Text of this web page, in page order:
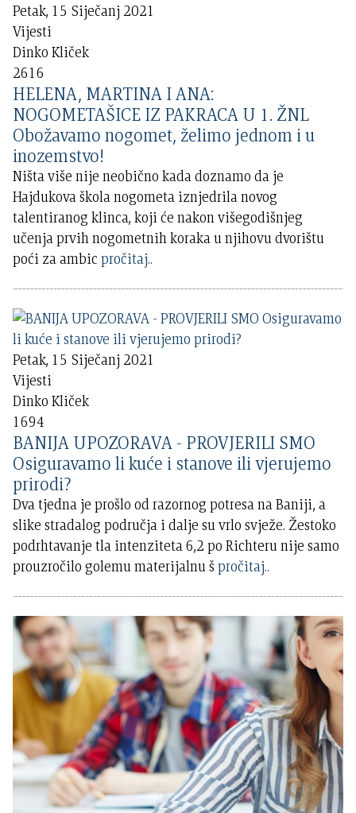
Petak, 15 Siječanj 2021
Vijesti
Dinko Kliček
2616
HELENA, MARTINA I ANA:
NOGOMETAŠICE IZ PAKRACA U 1. ŽNL
Obožavamo nogomet, želimo jednom i u
inozemstvo!
Ništa više nije neobično kada doznamo da je
Hajdukova škola nogometa iznjedrila novog
talentiranog klinca, koji će nakon višegodišnjeg
učenja prvih nogometnih koraka u njihovu dvorištu
poći za ambicpročitaj..
Petak, 15 Siječanj 2021
Vijesti
Dinko Kliček
1694
BANIJA UPOZORAVA - PROVJERILI SMO
Osiguravamo li kuće i stanove ili vjerujemo
prirodi?
Dva tjedna je prošlo od razornog potresa na Baniji, a
slike stradalog područja i dalje su vrlo svježe. Žestoko
podrhtavanje tla intenziteta 6,2 po Richteru nije samo
prouzročilo golemu materijalnu špročitaj..